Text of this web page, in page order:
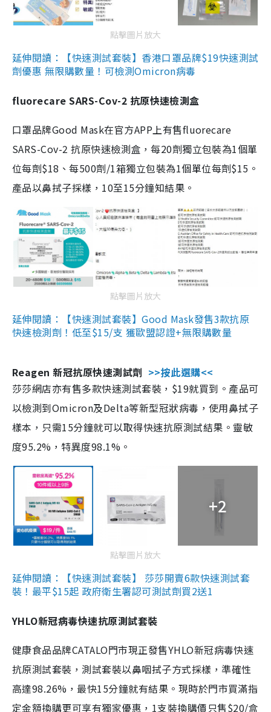
點擊圖片放大
延伸閱讀：【快速測試套裝】香港口罩品牌$19快速測試
劑優惠 無限購數量！可檢測Omicron病毒
fluorecare SARS-Cov-2 抗原快速檢測盒
口罩品牌Good Mask在官方APP上有售fluorecare
SARS-Cov-2 抗原快速檢測盒，每20劑獨立包裝為1個單
位每劑$18、每500劑/1箱獨立包裝為1個單位每劑$15。
產品以鼻拭子採樣，10至15分鐘知結果。
點擊圖片放大
延伸閱讀：【快速測試套裝】Good Mask發售3款抗原
快速檢測劑！低至$15/支 獲歐盟認證+無限購數量
Reagen 新冠抗原快速測試劑 >>按此選購<<
莎莎網店亦有售多款快速測試套裝，$19就買到。產品可
以檢測到Omicron及Delta等新型冠狀病毒，使用鼻拭子
樣本，只需15分鐘就可以取得快速抗原測試結果。靈敏
度95.2%，特異度98.1%。
+2
點擊圖片放大
延伸閱讀：【快速測試套裝】 莎莎開賣6款快速測試套
裝！最平$15起 政府衛生署認可測試劑買2送1
YHLO新冠病毒快速抗原測試套裝
健康食品品牌CATALO門市現正發售YHLO新冠病毒快速
抗原測試套裝，測試套裝以鼻咽拭子方式採樣，準確性
高達98.26%，最快15分鐘就有結果。現時於門市買滿指
定金額換購更可享有獨家優惠，1支裝換購價只售$20/盒